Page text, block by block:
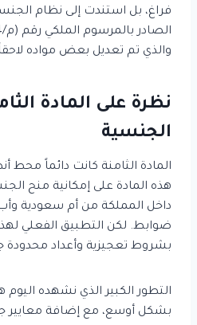
فراغ، بل استندت إلى نظام
والذي تم تعديل بعض مواده
نظرة على المادة
الجنسية
المادة الثامنة كانت دائماً محط
هذه المادة على إمكانية منح
داخل المملكة من أم سعودية
ضوابط. لكن التطبيق الفعلي
بشروط تعجيزية وأعداد محدودة
التطور الكبير الذي نشهده
بشكل أوسع، مع إضافة معايير